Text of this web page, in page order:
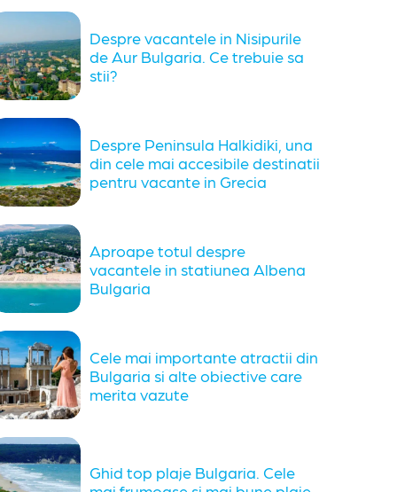
Despre vacantele in Nisipurile
de Aur Bulgaria. Ce trebuie sa
stii?
Despre Peninsula Halkidiki, una
din cele mai accesibile destinatii
pentru vacante in Grecia
Aproape totul despre
vacantele in statiunea Albena
Bulgaria
Cele mai importante atractii din
Bulgaria si alte obiective care
merita vazute
Ghid top plaje Bulgaria. Cele